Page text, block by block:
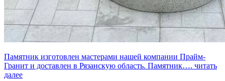
Памятник изготовлен мастерами нашей компании Прайм-
Гранит и доставлен в Рязанскую область. Памятник…. читать
далее